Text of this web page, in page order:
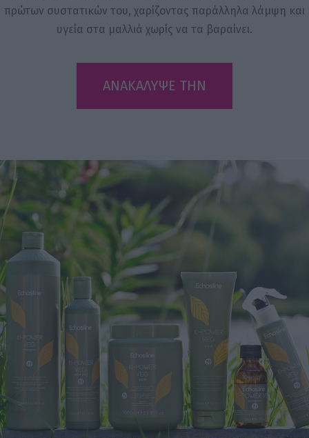
πρώτων συστατικών του, χαρίζοντας παράλληλα λάμψη και
υγεία στα μαλλιά χωρίς να τα βαραίνει.
ΑΝΑΚΑΛΥΨΕ ΤΗΝ